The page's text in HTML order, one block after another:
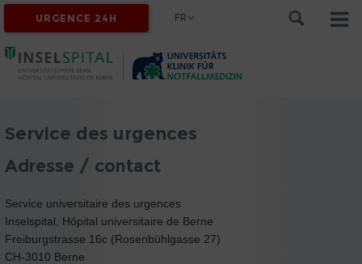
URGENCE 24H FR
Service des urgences
Adresse / contact
Service universitaire des urgences
Inselspital, Hôpital universitaire de Berne
Freiburgstrasse 16c (Rosenbühlgasse 27)
CH-3010 Berne